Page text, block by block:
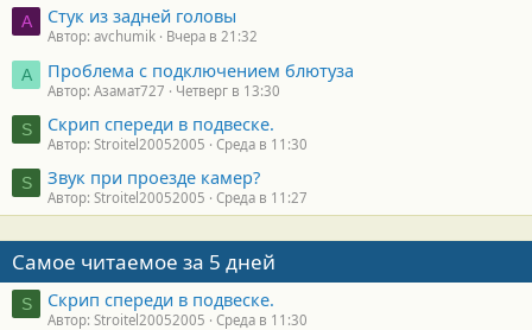
A Стук из задней головы
Автор: avchumik Вчера в 21:32
А Проблема с подключением блютуза
Автор: Азамат727 Четверг в 13:30
S Скрип спереди в подвеске.
Автор: Stroitel20052005 Среда в 11:30
S Звук при проезде камер?
Автор: Stroitel20052005 Среда в 11:27
Самое читаемое за 5 дней
S Скрип спереди в подвеске.
Автор: Stroitel20052005 Среда в 11:30